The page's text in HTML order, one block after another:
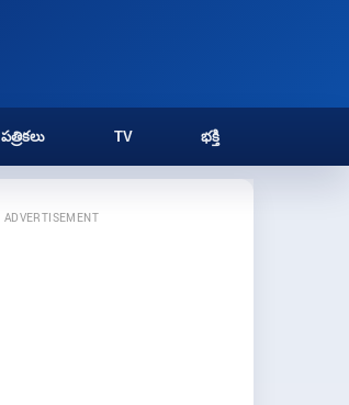
పత్రికలు TV భక్తి
ADVERTISEMENT